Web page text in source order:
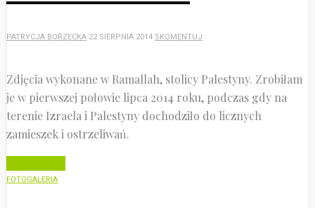
PATRYCJA BORZECKA 22 SIERPNIA 2014 SKOMENTUJ
Zdjęcia wykonane w Ramallah, stolicy Palestyny. Zrobiłam
je w pierwszej połowie lipca 2014 roku, podczas gdy na
terenie Izraela i Palestyny dochodziło do licznych
zamieszek i ostrzeliwań.
FOTOGALERIA